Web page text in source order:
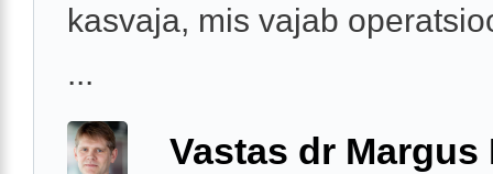
kasvaja, mis vajab
...
Vastas dr Margus